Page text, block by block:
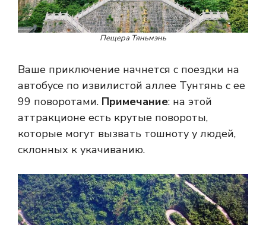
Пещера Тяньмэнь
Ваше приключение начнется с поездки на
автобусе по извилистой аллее Тунтянь с ее
99 поворотами. Примечание: на этой
аттракционе есть крутые повороты,
которые могут вызвать тошноту у людей,
склонных к укачиванию.